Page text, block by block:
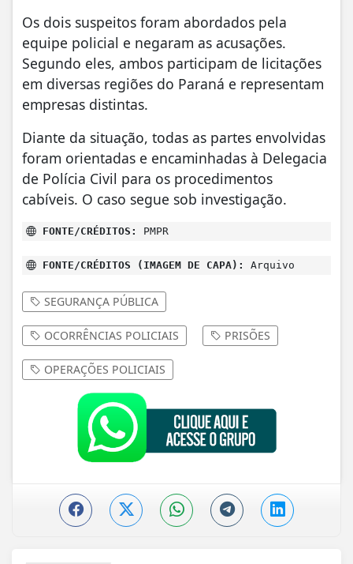
Os dois suspeitos foram abordados pela
equipe policial e negaram as acusações.
Segundo eles, ambos participam de licitações
em diversas regiões do Paraná e representam
empresas distintas.
Diante da situação, todas as partes envolvidas
foram orientadas e encaminhadas à Delegacia
de Polícia Civil para os procedimentos
cabíveis. O caso segue sob investigação.
FONTE/CRÉDITOS: PMPR
FONTE/CRÉDITOS (IMAGEM DE CAPA): Arquivo
SEGURANÇA PÚBLICA
OCORRÊNCIAS POLICIAIS PRISÕES
OPERAÇÕES POLICIAIS